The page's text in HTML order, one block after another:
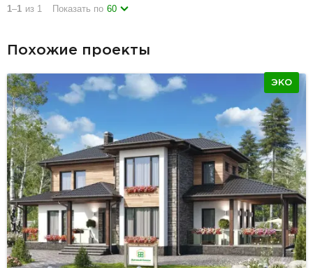
1–1 из 1 Показать по 60
Похожие проекты
ЭКО